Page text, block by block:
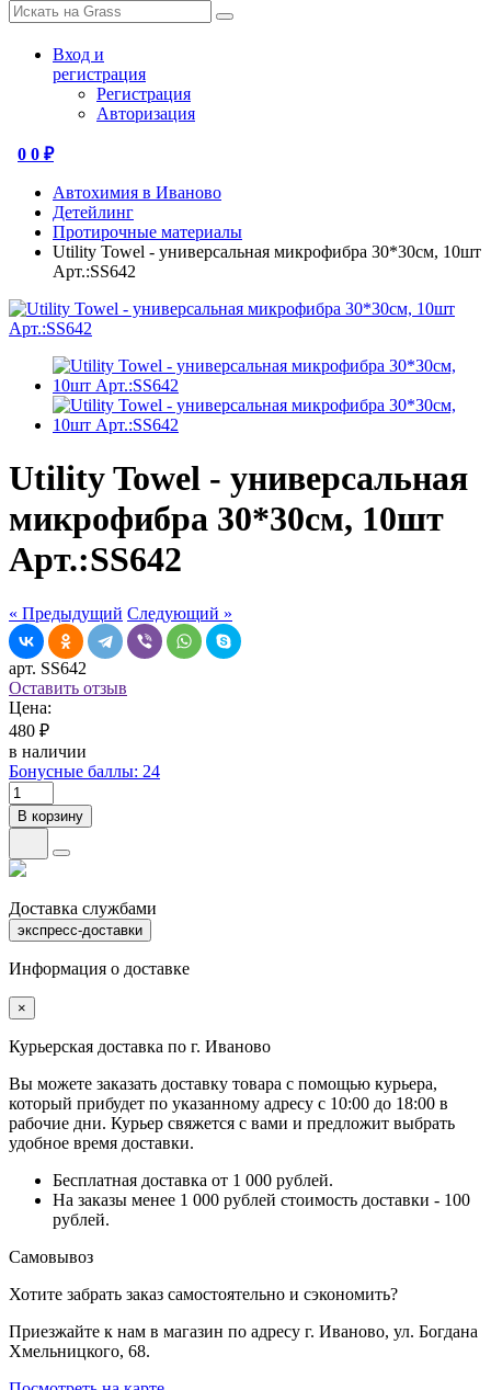
Вход и
регистрация
Регистрация
Авторизация
0 0 ₽
Автохимия в Иваново
Детейлинг
Протирочные материалы
Utility Towel - универсальная микрофибра 30*30см, 10шт
Арт.:SS642
Utility Towel - универсальная
микрофибра 30*30см, 10шт
Арт.:SS642
« Предыдущий Следующий »
арт. SS642
Оставить отзыв
Цена:
480 ₽
в наличии
Бонусные баллы: 24
В корзину
Доставка службами
экспресс-доставки
Информация о доставке
×
Курьерская доставка по г. Иваново
Вы можете заказать доставку товара с помощью курьера,
который прибудет по указанному адресу с 10:00 до 18:00 в
рабочие дни. Курьер свяжется с вами и предложит выбрать
удобное время доставки.
Бесплатная доставка от 1 000 рублей.
На заказы менее 1 000 рублей стоимость доставки - 100
рублей.
Самовывоз
Хотите забрать заказ самостоятельно и сэкономить?
Приезжайте к нам в магазин по адресу г. Иваново, ул. Богдана
Хмельницкого, 68.